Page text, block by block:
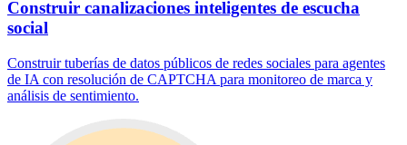
Construir canalizaciones inteligentes de escucha
social
Construir tuberías de datos públicos de redes sociales para agentes
de IA con resolución de CAPTCHA para monitoreo de marca y
análisis de sentimiento.